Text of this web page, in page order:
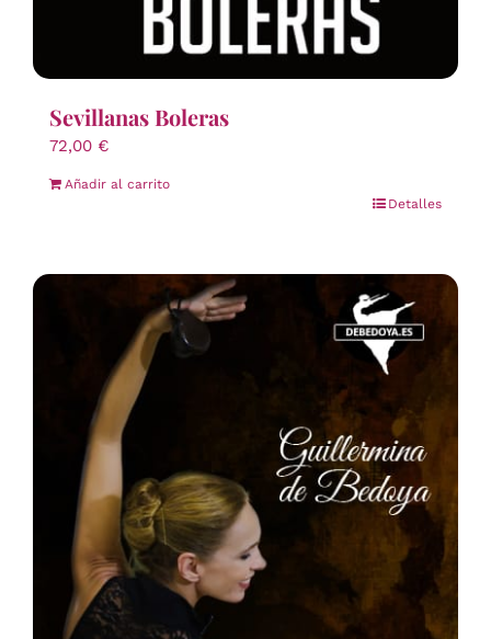
Sevillanas Boleras
72,00 €
Añadir al carrito
Detalles